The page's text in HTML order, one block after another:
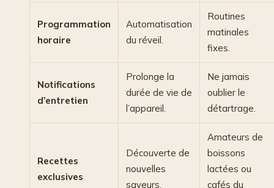
Programmation
horaire
Automatisation
du réveil.
Routines
matinales
fixes.
Notifications
d’entretien
Prolonge la
durée de vie de
l’appareil.
Ne jamais
oublier le
détartrage.
Recettes
exclusives
Découverte de
nouvelles
saveurs.
Amateurs de
boissons
lactées ou
cafés du